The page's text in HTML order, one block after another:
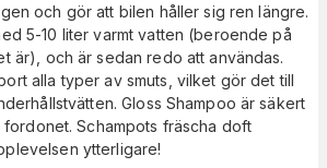
och gör att bilen håller sig ren längre.
5-10 liter varmt vatten (beroende på
är), och är sedan redo att användas.
alla typer av smuts, vilket gör det till
Gloss Shampoo är säkert
Schampots fräscha doft
ytterligare!